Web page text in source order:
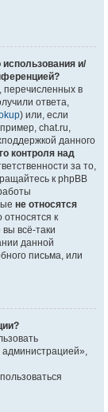
и/
перечисленных в
ответа,
) или, если
chat.ru,
данного
контроля над
за то,
к phpBB
не относятся
относятся к
всё-таки
данной
письма, или